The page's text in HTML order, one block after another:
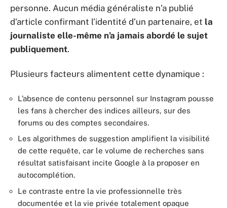
personne. Aucun média généraliste n’a publié
d’article confirmant l’identité d’un partenaire, et la
journaliste elle-même n’a jamais abordé le sujet
publiquement.
Plusieurs facteurs alimentent cette dynamique :
L’absence de contenu personnel sur Instagram pousse
les fans à chercher des indices ailleurs, sur des
forums ou des comptes secondaires.
Les algorithmes de suggestion amplifient la visibilité
de cette requête, car le volume de recherches sans
résultat satisfaisant incite Google à la proposer en
autocomplétion.
Le contraste entre la vie professionnelle très
documentée et la vie privée totalement opaque